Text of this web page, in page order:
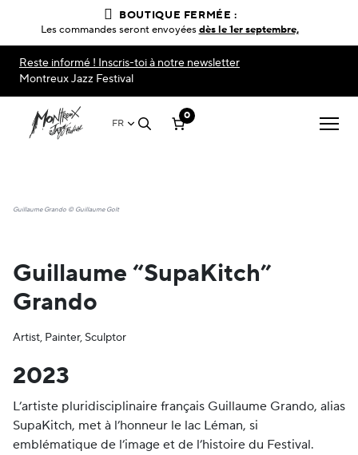
Reste informé ! Inscris-toi à notre newsletter
Montreux Jazz Festival
FR
0
Guillaume Grando © Guillaume Golt
Guillaume “SupaKitch”
Grando
Artist, Painter, Sculptor
2023
L’artiste pluridisciplinaire français Guillaume Grando, alias
SupaKitch, met à l’honneur le lac Léman, si
emblématique de l’image et de l’histoire du Festival.
BOUTIQUE FERMÉE :
Les commandes seront envoyéesdès le 1er septembre,